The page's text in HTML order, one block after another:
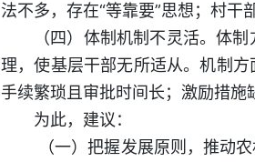
法不多，存在“等靠要”思想；村干
（四）体制机制不灵活。体
理，使基层干部无所适从。机制
手续繁琐且审批时间长；激励措施
为此，建议：
（一）把握发展原则，推动